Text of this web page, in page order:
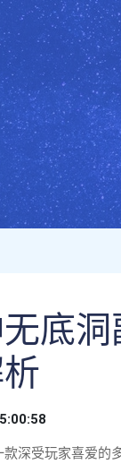
底
款深受玩家喜爱